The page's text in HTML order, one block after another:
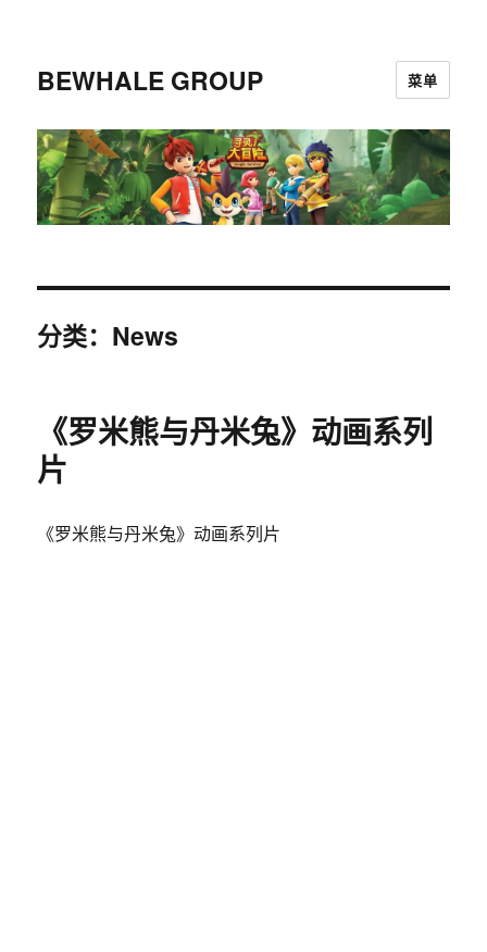
BEWHALE GROUP 菜单
分类：News
《罗米熊与丹米兔》动画系列
片
《罗米熊与丹米兔》动画系列片